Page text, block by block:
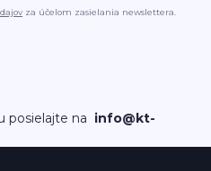
za účelom zasielania newslettera.
posielajte na info@kt-